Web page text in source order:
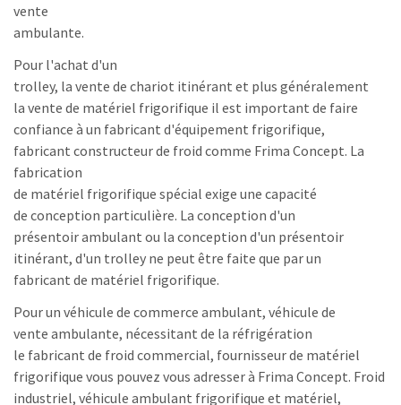
vente
ambulante.
Pour l'achat d'un
trolley, la vente de chariot itinérant et plus généralement
la vente de matériel frigorifique il est important de faire
confiance à un fabricant d'équipement frigorifique,
fabricant constructeur de froid comme Frima Concept. La
fabrication
de matériel frigorifique spécial exige une capacité
de conception particulière. La conception d'un
présentoir ambulant ou la conception d'un présentoir
itinérant, d'un trolley ne peut être faite que par un
fabricant de matériel frigorifique.
Pour un véhicule de commerce ambulant, véhicule de
vente ambulante, nécessitant de la réfrigération
le fabricant de froid commercial, fournisseur de matériel
frigorifique vous pouvez vous adresser à Frima Concept. Froid
industriel, véhicule ambulant frigorifique et matériel,